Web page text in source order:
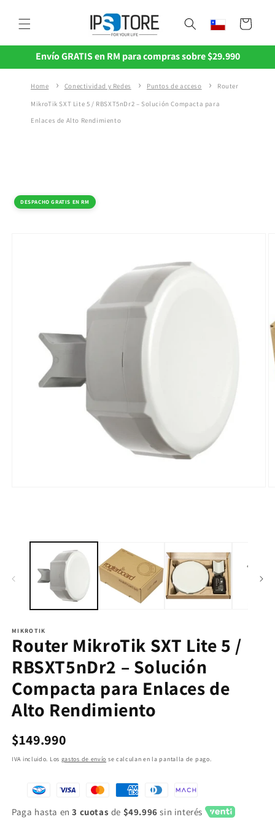
al contenido
Carrito
Envío GRATIS en RM para compras sobre $29.990
Home Conectividad y Redes Puntos de acceso Router
MikroTik SXT Lite 5 / RBSXT5nDr2 – Solución Compacta para
Enlaces de Alto Rendimiento
a la
información
DESPACHO GRATIS EN RM
MIKROTIK
Router MikroTik SXT Lite 5 /
RBSXT5nDr2 – Solución
Compacta para Enlaces de
Alto Rendimiento
Precio
$149.990
IVA incluido. Los gastos de envío se calculan en la pantalla de pago.
Paga hasta en3 cuotas de $49.996 sin interés